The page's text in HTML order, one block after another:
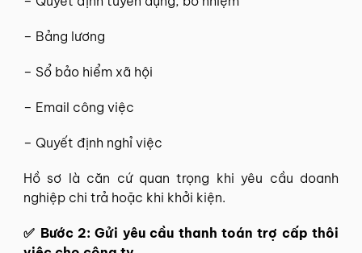
– Bảng lương
– Sổ bảo hiểm xã hội
– Email công việc
– Quyết định nghỉ việc
Hồ sơ là căn cứ quan trọng khi yêu cầu doanh
nghiệp chi trả hoặc khi khởi kiện.
✅ Bước 2: Gửi yêu cầu thanh toán trợ cấp thôi